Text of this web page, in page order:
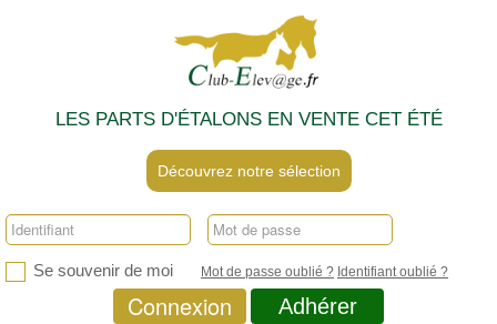
LES PARTS D'ÉTALONS EN VENTE CET ÉTÉ
Découvrez notre sélection
Se souvenir de moi Mot de passe oublié ? Identifiant oublié ?
Connexion Adhérer